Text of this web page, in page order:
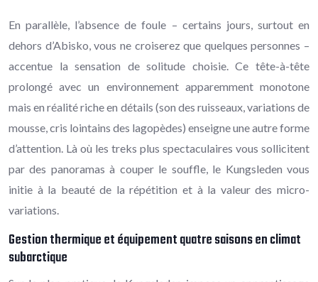
En parallèle, l’absence de foule – certains jours, surtout en
dehors d’Abisko, vous ne croiserez que quelques personnes –
accentue la sensation de solitude choisie. Ce tête-à-tête
prolongé avec un environnement apparemment monotone
mais en réalité riche en détails (son des ruisseaux, variations de
mousse, cris lointains des lagopèdes) enseigne une autre forme
d’attention. Là où les treks plus spectaculaires vous sollicitent
par des panoramas à couper le souffle, le Kungsleden vous
initie à la beauté de la répétition et à la valeur des micro-
variations.
Gestion thermique et équipement quatre saisons en climat
subarctique